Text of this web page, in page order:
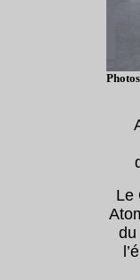
Le
du